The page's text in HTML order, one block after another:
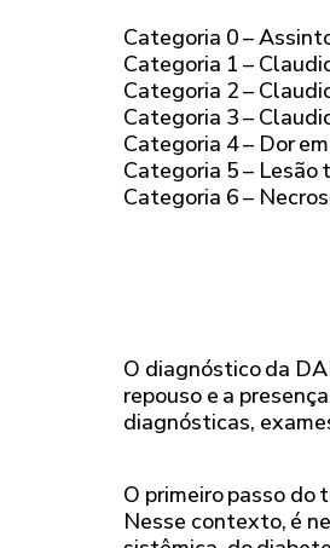
Categoria 0 –
Categoria 1 –
Categoria 2 –
Categoria 3 –
Categoria 4 – Dor
Categoria 5 – Lesão
Categoria 6 –
O diagnóstico da
repouso e a
diagnósticas,
O primeiro passo
Nesse contexto, é